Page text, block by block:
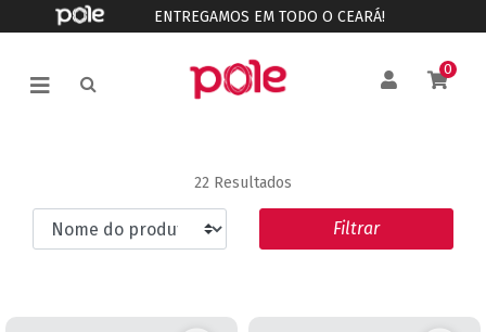
ENTREGAMOS EM TODO O CEARÁ!
0
22 Resultados
Filtrar